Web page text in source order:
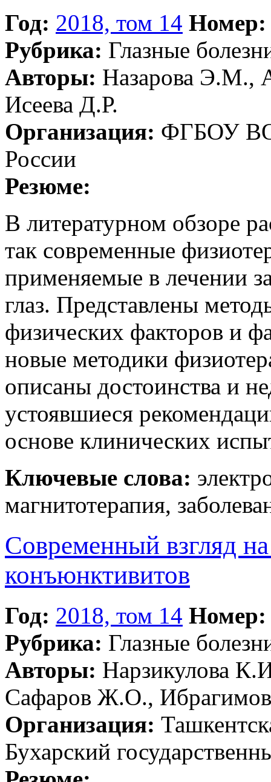
Год: 2018, том 14 Номер:
Рубрика: Глазные
Авторы: Назарова Э.М.,
Исеева Д.Р.
Организация: ФГБОУ ВО
России
Резюме:
В литературном обзоре
так современные
применяемые в лечении
глаз. Представлены
физических факторов и
новые методики
описаны достоинства и
устоявшиеся
основе клинических
Ключевые слова:
магнитотерапия,
Современный взгляд
конъюнктивитов
Год: 2018, том 14 Номер:
Рубрика: Глазные
Авторы: Нарзикулова
Сафаров Ж.О.,
Организация:
Бухарский